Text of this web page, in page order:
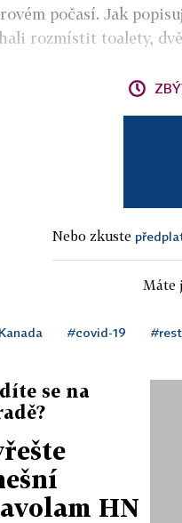
počasí. Jak
rozmístit toalety,
Nebo zkuste
Máte
#covid-19
se na
HN